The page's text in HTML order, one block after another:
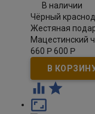
В наличии
Чёрный
Жестяная
Мацестинский
660 Р 600 Р
 
